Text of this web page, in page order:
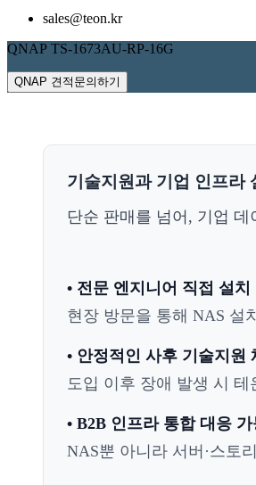
sales@teon.kr
QNAP TS-1673AU-RP-16G
QNAP 견적문의하기
기술지원과 기업 인프라
단순 판매를 넘어, 기업
• 전문 엔지니어 직접 설치
현장 방문을 통해 NAS 설
• 안정적인 사후 기술지원
도입 이후 장애 발생 시
• B2B 인프라 통합 대응 가
NAS뿐 아니라 서버·스토